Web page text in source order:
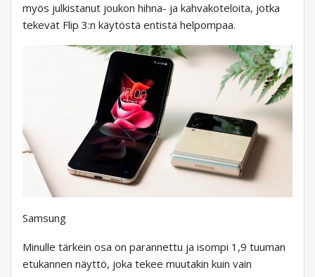
myös julkistanut joukon hihna- ja kahvakoteloita, jotka
tekevät Flip 3:n käytöstä entistä helpompaa.
Samsung
Minulle tärkein osa on parannettu ja isompi 1,9 tuuman
etukannen näyttö, joka tekee muutakin kuin vain